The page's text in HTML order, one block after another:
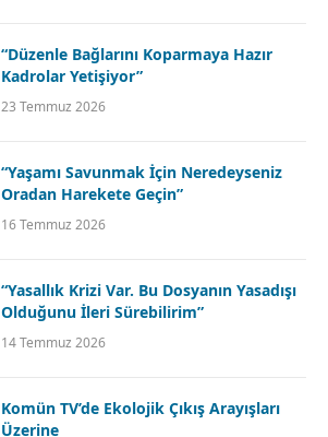
“Düzenle Bağlarını Koparmaya Hazır
Kadrolar Yetişiyor”
23 Temmuz 2026
“Yaşamı Savunmak İçin Neredeyseniz
Oradan Harekete Geçin”
16 Temmuz 2026
“Yasallık Krizi Var. Bu Dosyanın Yasadışı
Olduğunu İleri Sürebilirim”
14 Temmuz 2026
Komün TV’de Ekolojik Çıkış Arayışları
Üzerine